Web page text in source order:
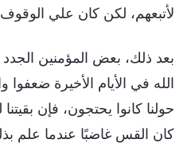
لأتبعهم، لكن كان علي
بعد ذلك، بعض المؤمنين
الله في الأيام الأخيرة
حولنا كانوا يحتجون، فإن
كان القس غاضبًا عندما علم